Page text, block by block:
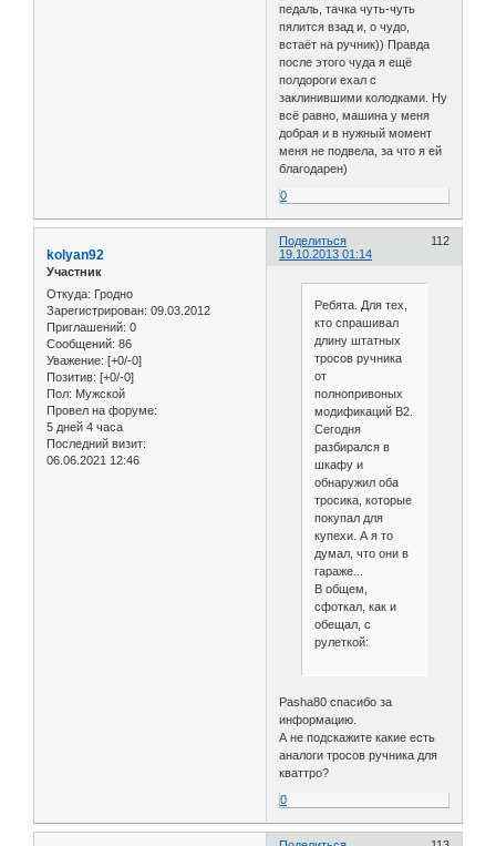
педаль, тачка чуть-чуть
пялится взад и, о чудо,
встаёт на ручник)) Правда
после этого чуда я ещё
полдороги ехал с
заклинившими колодками. Ну
всё равно, машина у меня
добрая и в нужный момент
меня не подвела, за что я ей
благодарен)
0
Поделиться
112
19.10.2013 01:14
kolyan92
Участник
Откуда: Гродно
Зарегистрирован: 09.03.2012
Приглашений: 0
Сообщений: 86
Уважение: [+0/-0]
Позитив: [+0/-0]
Пол: Мужской
Провел на форуме:
5 дней 4 часа
Последний визит:
06.06.2021 12:46
Ребята. Для тех,
кто спрашивал
длину штатных
тросов ручника
от
полнопривоных
модификаций B2.
Сегодня
разбирался в
шкафу и
обнаружил оба
тросика, которые
покупал для
купехи. А я то
думал, что они в
гараже...
В общем,
сфоткал, как и
обещал, с
рулеткой:
Pasha80 спасибо за
информацию.
А не подскажите какие есть
аналоги тросов ручника для
кваттро?
0